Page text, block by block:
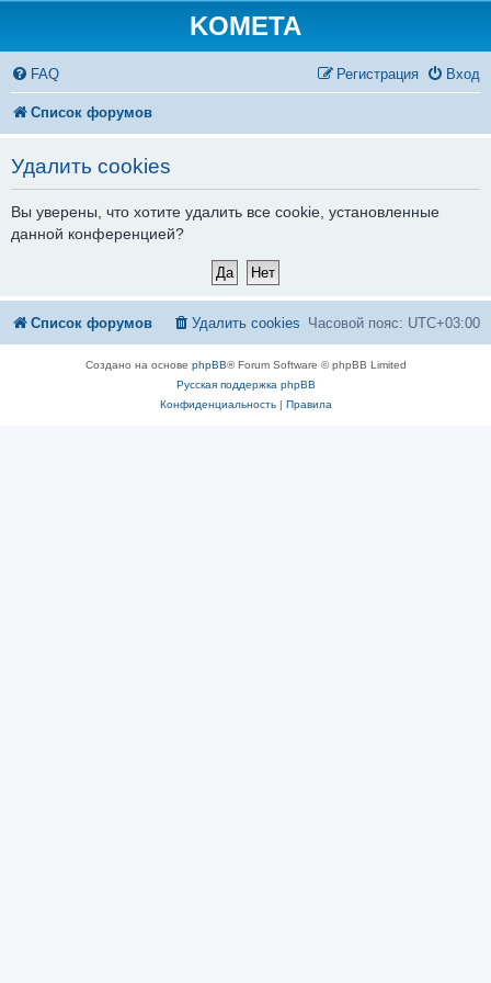
KOMETA
FAQ Вход
Регистрация
Список форумов
Удалить cookies
Вы уверены, что хотите удалить все cookie, установленные
данной конференцией?
Список форумов Часовой пояс: UTC+03:00
Удалить cookies
Создано на основе phpBB® Forum Software © phpBB Limited
Русская поддержка phpBB
Конфиденциальность| Правила